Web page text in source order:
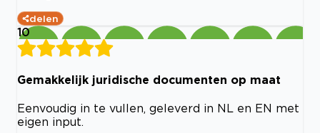
delen
10
Gemakkelijk juridische documenten op maat
Eenvoudig in te vullen, geleverd in NL en EN met
eigen input.